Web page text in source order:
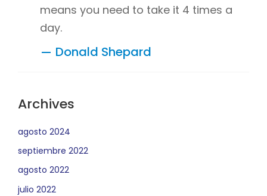
means you need to take it 4 times a
day.
Donald Shepard
Archives
agosto 2024
septiembre 2022
agosto 2022
julio 2022